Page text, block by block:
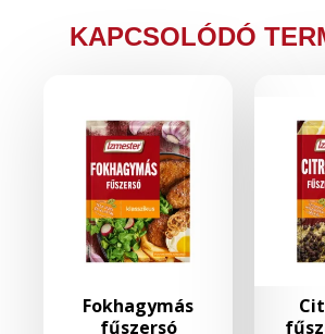
KAPCSOLÓDÓ
Fokhagymás
fűszersó